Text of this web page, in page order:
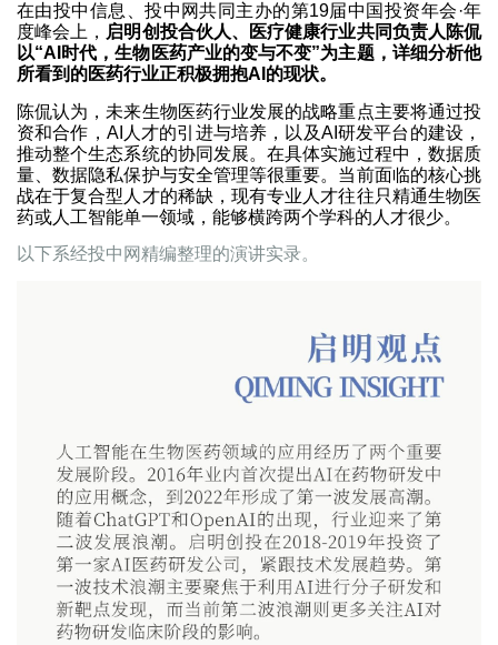
在由投中信息、投中网共同主办的第19届中国投资年会·年
度峰会上， 启明创投合伙人、医疗健康行业共同负责人陈侃
以“AI时代，生物医药产业的变与不变”为主题，详细分析他
所看到的医药行业正积极拥抱AI的现状。
陈侃认为，未来生物医药行业发展的战略重点主要将通过投
资和合作，AI人才的引进与培养，以及AI研发平台的建设，
推动整个生态系统的协同发展。在具体实施过程中，数据质
量、数据隐私保护与安全管理等很重要。当前面临的核心挑
战在于复合型人才的稀缺，现有专业人才往往只精通生物医
药或人工智能单一领域，能够横跨两个学科的人才很少。
以下系经投中网精编整理的演讲实录。